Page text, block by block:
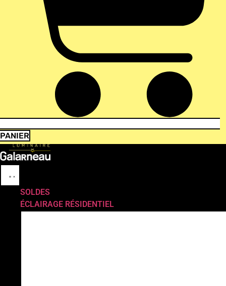
PANIER
SOLDES
ÉCLAIRAGE RÉSIDENTIEL